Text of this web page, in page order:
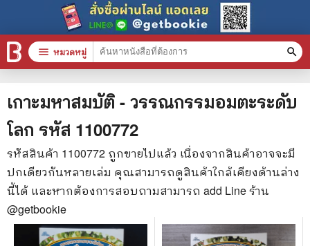
เกาะมหาสมบัติ - วรรณกรรมอมตะระดับ
โลก รหัส 1100772
รหัสสินค้า 1100772 ถูกขายไปแล้ว เนื่องจากสินค้าอาจจะมี
ปกเดียวกันหลายเล่ม คุณสามารถดูสินค้าใกล้เคียงด้านล่าง
นี้ได้ และหากต้องการสอบถามสามารถ add Line ร้าน
@getbookie
menu หมวดหมู่ search
หมวดหมู่สินค้า clear
หนังสือทั้งหมด
stars สินค้าใช้เฉพาะแต้มเท่านั้น
📚 หนังสือทั่วไป
🦄 วรรณกรรม นิยาย เรื่องสั้น